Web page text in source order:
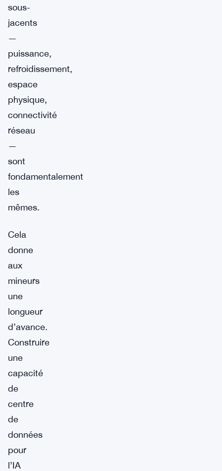
sous-
jacents
—
puissance,
refroidissement,
espace
physique,
connectivité
réseau
—
sont
fondamentalement
les
mêmes.
Cela
donne
aux
mineurs
une
longueur
d’avance.
Construire
une
capacité
de
centre
de
données
pour
l’IA